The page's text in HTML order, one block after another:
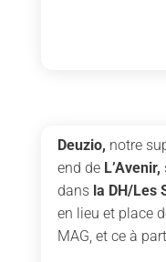
Deuzio, notre
end de L’Avenir,
dansla DH/Les
en lieu et place
MAG, et ce à